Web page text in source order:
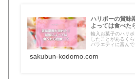
ハリボーの賞味
よっては食べた
輸入お菓子のハリ
したことがあるく
バラエティに富ん
sakubun-kodomo.com